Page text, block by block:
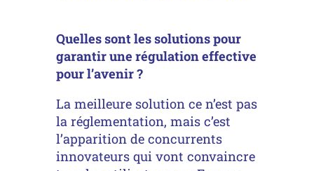
Quelles sont les solutions pour
garantir une régulation effective
pour l’avenir ?
La meilleure solution ce n’est pas
la réglementation, mais c’est
l’apparition de concurrents
innovateurs qui vont convaincre